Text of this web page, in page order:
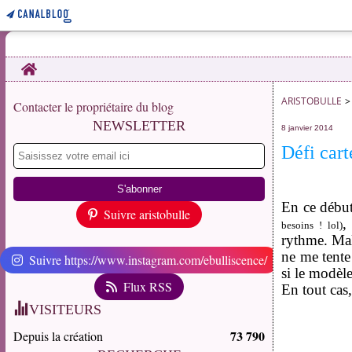
Home
Contacter le propriétaire du blog
NEWSLETTER
Suivre aristobulle
Suivre https://www.instagram.com/ebulliscence/
Flux RSS
VISITEURS
Depuis la création 73 790
ARISTOBULLE >
8 janvier 2014
Défi
En ce
besoins ! lol),
rythme.
ne me
si le
En tout